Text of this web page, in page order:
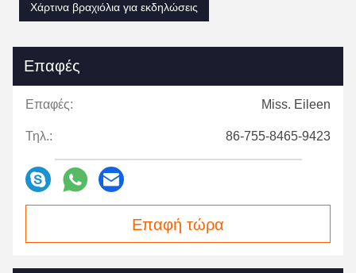
Χάρτινα βραχιόλια για εκδηλώσεις
Επαφές
Επαφές: Miss. Eileen
Τηλ.: 86-755-8465-9423
Επαφή τώρα